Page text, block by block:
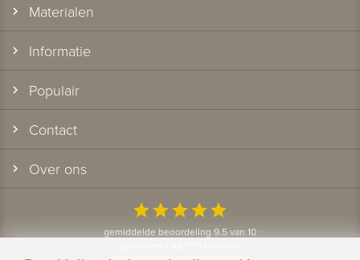
Materialen
Informatie
Populair
Contact
Over ons
starstarstarstarstar
gemiddelde beoordeling 9.5 van 10